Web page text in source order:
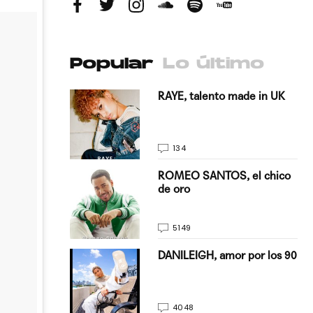
Popular Lo último
RAYE, talento made in UK
134
ROMEO SANTOS, el chico
de oro
5149
DANILEIGH, amor por los 90
4048